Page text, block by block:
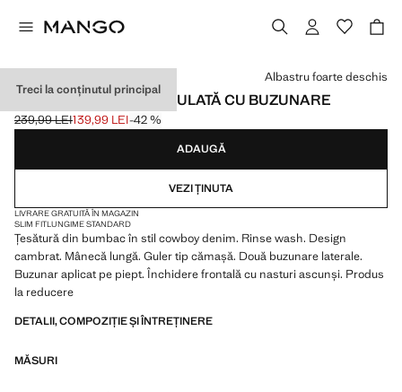
Treci la conținutul principal
JACHETĂ DIN DENIM MULATĂ CU BUZUNARE
Preț inițial tăiat [239,99 LEI ]
239,99 LEI
Preț actual [139,99 LEI ]
139,99 LEI-42 %
Selectează o culoare
Albastru foarte deschis
ADAUGĂ
VEZI ȚINUTA
LIVRARE GRATUITĂ ÎN MAGAZIN
SLIM FITLUNGIME STANDARD
Țesătură din bumbac în stil cowboy denim. Rinse wash. Design
cambrat. Mânecă lungă. Guler tip cămașă. Două buzunare laterale.
Buzunar aplicat pe piept. Închidere frontală cu nasturi ascunși. Produs
la reducere
DETALII, COMPOZIȚIE ȘI ÎNTREȚINERE
MĂSURI